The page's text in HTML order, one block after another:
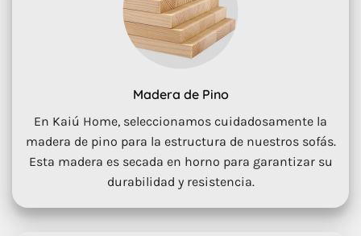
Madera de Pino
En Kaiú Home, seleccionamos cuidadosamente la
madera de pino para la estructura de nuestros sofás.
Esta madera es secada en horno para garantizar su
durabilidad y resistencia.